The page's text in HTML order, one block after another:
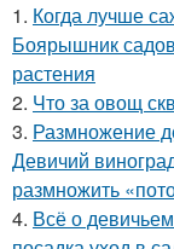
1. Когда лучше
Боярышник
растения
2. Что за овощ
3. Размножение
Девичий
размножить
4. Всё о